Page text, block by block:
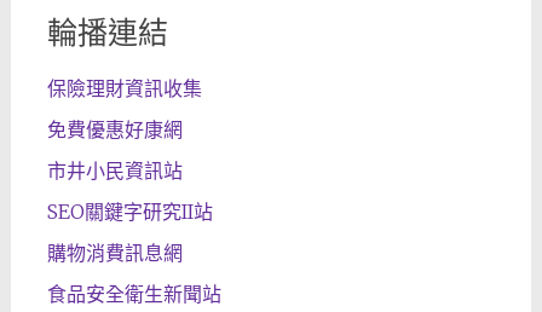
輪播連結
保險理財資訊收集
免費優惠好康網
市井小民資訊站
SEO關鍵字研究II站
購物消費訊息網
食品安全衛生新聞站